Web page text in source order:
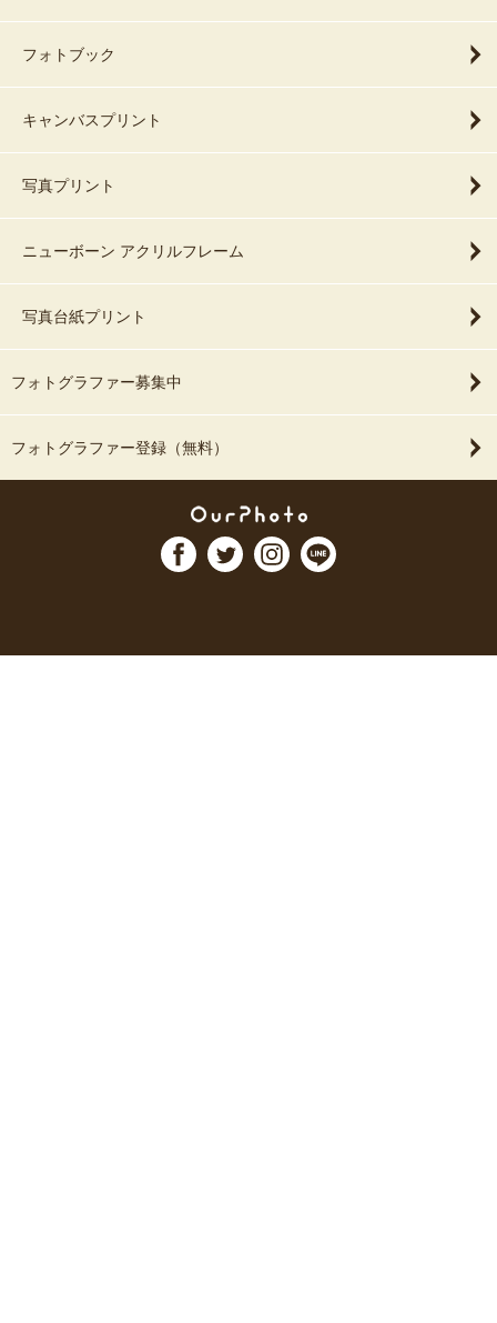
フォトブック
キャンバスプリント
写真プリント
ニューボーン アクリルフレーム
写真台紙プリント
フォトグラファー募集中
フォトグラファー登録（無料）